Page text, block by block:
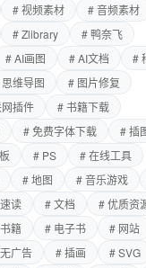
# 视频素材
# 音频素材
# Zlibrary
# 鸭奈飞
# AI画图 # AI文档
#
维导图
# 图片修复
插件
# 书籍下载
# 免费字体下载
# 插
# PS
# 在线工具
# 地图 # 音乐游戏
读 # 文档
# 优质资
籍 # 电子书
# 网站
广告 # 插画
# SVG